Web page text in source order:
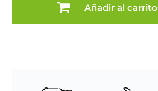
Añadir al carrito